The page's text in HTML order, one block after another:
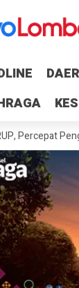
Pengadaan